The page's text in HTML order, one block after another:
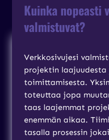
Kuinka nopeasti
valmistuvat?
Verkkosivujesi
projektin
toimittamisesta.
toteuttaa jopa
taas laajemmat
enemmän aikaa.
tasalla prosessin